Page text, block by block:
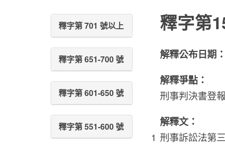
釋字第
解釋公布日期：
解釋爭點：
刑事判決書登
解釋文：
刑事訴訟法第
釋字第 701 號以上
釋字第 651-700 號
釋字第 601-650 號
釋字第 551-600 號